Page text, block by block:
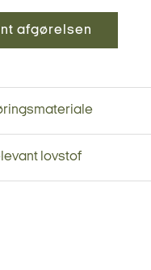
afgørelsen
lovstof